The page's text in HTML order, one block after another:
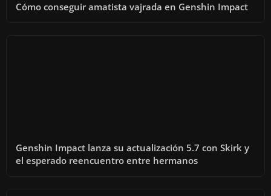
Cómo conseguir amatista vajrada en Genshin Impact
Genshin Impact lanza su actualización 5.7 con Skirk y
el esperado reencuentro entre hermanos